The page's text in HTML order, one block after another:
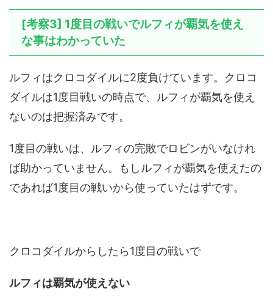
[考察3] 1度目の戦いでルフィが覇気を使え
な事はわかっていた
ルフィはクロコダイルに2度負けています。クロコ
ダイルは1度目戦いの時点で、ルフィが覇気を使え
ないのは把握済みです。
1度目の戦いは、ルフィの完敗でロビンがいなけれ
ば助かっていません。もしルフィが覇気を使えたの
であれば1度目の戦いから使っていたはずです。
クロコダイルからしたら1度目の戦いで
ルフィは覇気が使えない